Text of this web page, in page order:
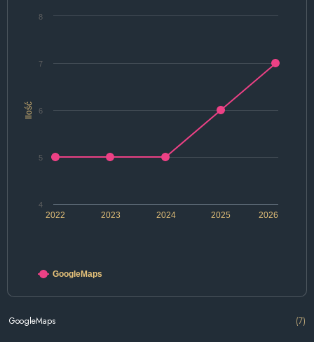
Ilość
2022 2024 2026
2023 2025
5
6
7
4
8
GoogleMaps
GoogleMaps (7)